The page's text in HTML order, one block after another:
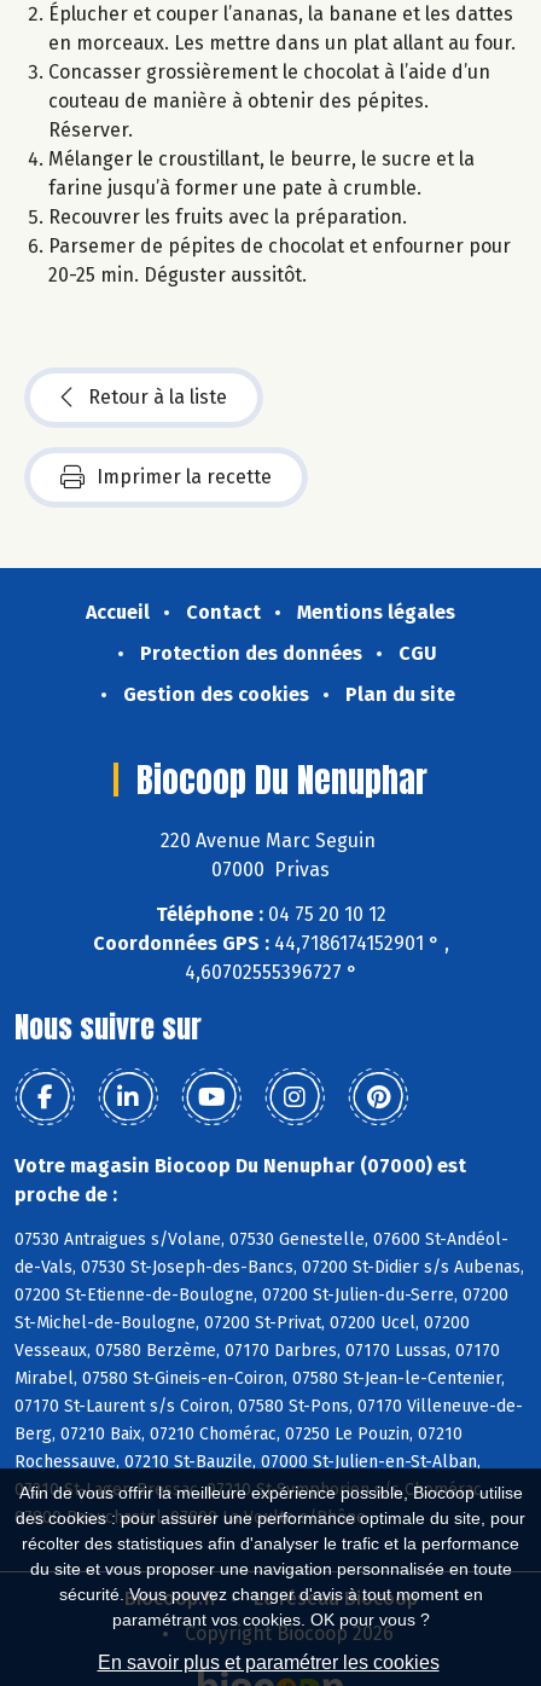
Afin de vous offrir la meilleure expérience possible, Biocoop utilise
des cookies : pour assurer une performance optimale du site, pour
récolter des statistiques afin d'analyser le trafic et la performance
du site et vous proposer une navigation personnalisée en toute
sécurité. Vous pouvez changer d'avis à tout moment en
paramétrant vos cookies. OK pour vous ?
En savoir plus et paramétrer les cookies
Éplucher et couper l’ananas, la banane et les dattes
en morceaux. Les mettre dans un plat allant au four.
Concasser grossièrement le chocolat à l’aide d’un
couteau de manière à obtenir des pépites.
Réserver.
Mélanger le croustillant, le beurre, le sucre et la
farine jusqu’à former une pate à crumble.
Recouvrer les fruits avec la préparation.
Parsemer de pépites de chocolat et enfourner pour
20-25 min. Déguster aussitôt.
Retour à la liste
Imprimer la recette
Accueil Contact
Mentions légales
Protection des données
CGU
Gestion des cookies
Plan du site
Biocoop Du Nenuphar
220 Avenue Marc Seguin
07000 Privas
Téléphone :04 75 20 10 12
Coordonnées GPS :44,7186174152901 ° ,
4,60702555396727 °
Nous suivre sur
Votre magasin Biocoop Du Nenuphar (07000) est
proche de :
07530 Antraigues s/Volane, 07530 Genestelle, 07600 St-Andéol-
de-Vals, 07530 St-Joseph-des-Bancs, 07200 St-Didier s/s Aubenas,
07200 St-Etienne-de-Boulogne, 07200 St-Julien-du-Serre, 07200
St-Michel-de-Boulogne, 07200 St-Privat, 07200 Ucel, 07200
Vesseaux, 07580 Berzème, 07170 Darbres, 07170 Lussas, 07170
Mirabel, 07580 St-Gineis-en-Coiron, 07580 St-Jean-le-Centenier,
07170 St-Laurent s/s Coiron, 07580 St-Pons, 07170 Villeneuve-de-
Berg, 07210 Baix, 07210 Chomérac, 07250 Le Pouzin, 07210
Rochessauve, 07210 St-Bauzile, 07000 St-Julien-en-St-Alban,
07210 St-Lager-Bressac, 07210 St-Symphorien s/s Chomérac,
07800 Beauchastel, 07800 La Voulte s/Rhône
Biocoop.fr
Le réseau Biocoop
Copyright Biocoop 2026